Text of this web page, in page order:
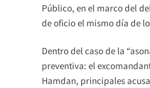
Público, en el marco del
de oficio el mismo día de
Dentro del caso de la
preventiva: el
Hamdan, principales